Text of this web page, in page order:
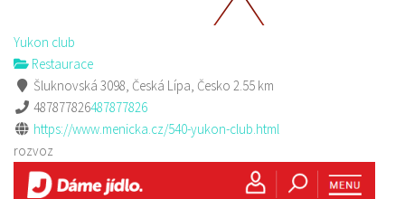
Yukon club
Restaurace
Šluknovská 3098, Česká Lípa, Česko 2.55 km
487877826487877826
https://www.menicka.cz/540-yukon-club.html
rozvoz